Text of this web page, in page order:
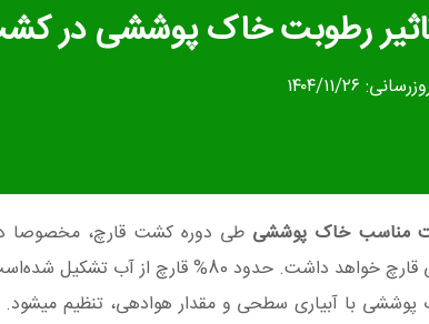
رطوبت خاک پوششی در
۱۴۰۴/۱۱/۲۶
مناسب خاک پوششی طی دوره کشت قارچ، مخصوصا
قارچ از آب تشکیل شده‌است. پس رطوبت نقش مهمی را در کشت قارچ ایفا میکند.
با آبیاری سطحی و مقدار هوادهی، تنظیم